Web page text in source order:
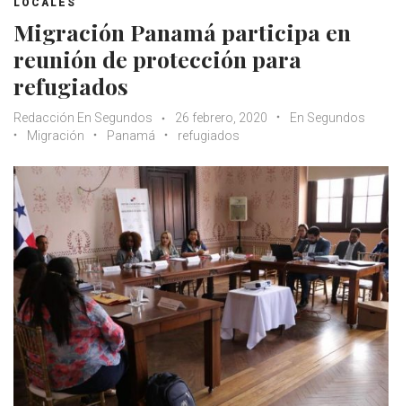
LOCALES
Migración Panamá participa en
reunión de protección para
refugiados
Redacción En Segundos 26 febrero, 2020
En Segundos
Migración
Panamá refugiados